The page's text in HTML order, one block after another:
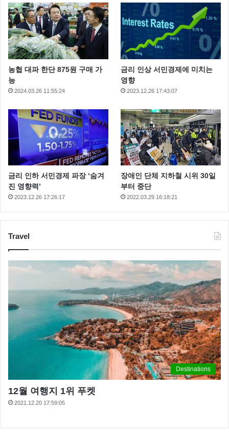
농협 대파 한단 875원 구매 가
능
2024.03.26 11:55:24
금리 인상 서민경제에 미치는
영향
2023.12.26 17:43:07
금리 인하 서민경제 파장 ‘숨겨
진 영향력’
2023.12.26 17:26:17
장애인 단체 지하철 시위 30일
부터 중단
2022.03.29 16:18:21
Travel
Destinations
12월 여행지 1위 푸켓
2021.12.20 17:59:05